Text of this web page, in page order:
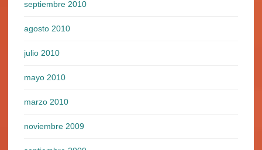
septiembre 2010
agosto 2010
julio 2010
mayo 2010
marzo 2010
noviembre 2009